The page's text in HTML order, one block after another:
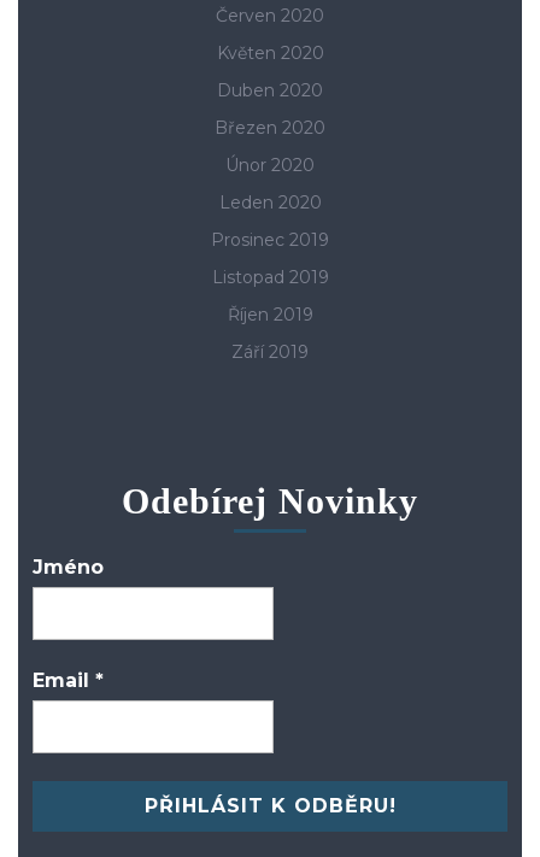
Červen 2020
Květen 2020
Duben 2020
Březen 2020
Únor 2020
Leden 2020
Prosinec 2019
Listopad 2019
Říjen 2019
Září 2019
Odebírej Novinky
Jméno
Email *